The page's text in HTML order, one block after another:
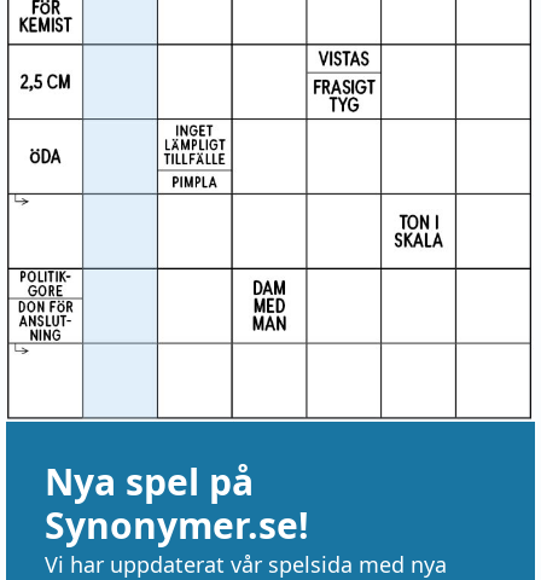
Nya spel på
Synonymer.se!
Vi har uppdaterat vår spelsida med nya